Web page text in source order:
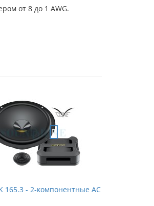
от 8 до 1 AWG.
165.3 - 2-компонентные АС